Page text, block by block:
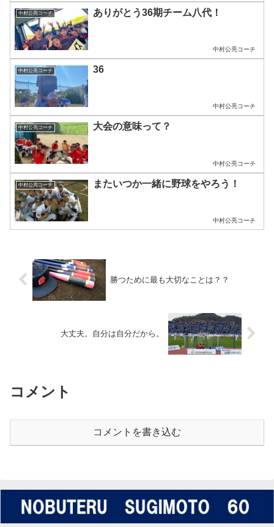
中村公亮コーチ ありがとう36期チーム八代！
中村公亮コーチ
中村公亮コーチ 36
中村公亮コーチ
中村公亮コーチ 大会の意味って？
中村公亮コーチ
中村公亮コーチ またいつか一緒に野球をやろう！
中村公亮コーチ
勝つために最も大切なことは？？
大丈夫。自分は自分だから。
コメント
コメントを書き込む